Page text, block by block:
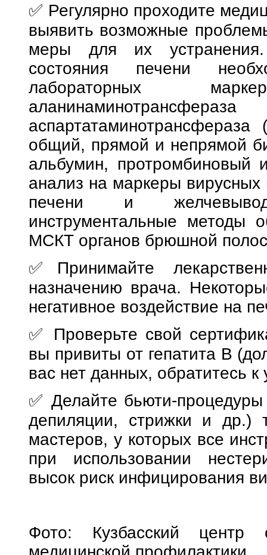
✅ Регулярно проходите
выявить возможные
меры для их
состояния печени
лабораторных
общий, прямой и непрямой
альбумин, протромбиновый
анализ на маркеры вирусных
печени и
инструментальные
МСКТ органов брюшной
✅Принимайте
назначению врача.
негативное воздействие на
✅ Проверьте свой
вы привиты от гепатита В
вас нет данных, обратитесь к
✅ Делайте бьюти-
депиляции, стрижки и др.)
мастеров, у которых все
при использовании
высок риск инфицирования
Фото: Кузбасский центр